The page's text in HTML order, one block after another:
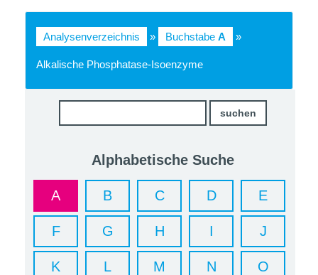
Analysenverzeichnis » Buchstabe A »
Alkalische Phosphatase-Isoenzyme
Alphabetische Suche
A B C D E
F G H I J
K L M N O